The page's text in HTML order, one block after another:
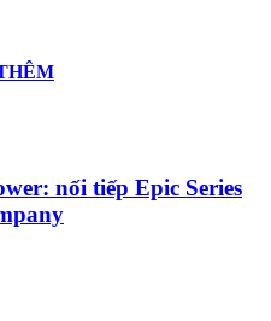
nối tiếp Epic Series